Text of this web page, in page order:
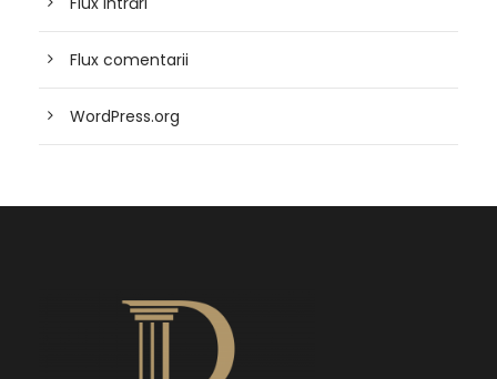
Flux comentarii
WordPress.org